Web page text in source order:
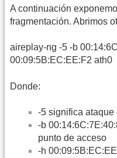
A continuación
fragmentación. Abrimos
aireplay-ng -5 -b
00:09:5B:EC:EE:F2 ath0
Donde:
-5 significa ataque
-b
punto de acceso
-h